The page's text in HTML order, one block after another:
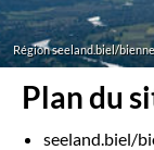
Région seeland.biel/bienne
Plan du
seeland.biel/